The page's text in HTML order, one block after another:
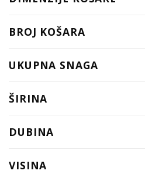
BROJ KOŠARA
UKUPNA SNAGA
ŠIRINA
DUBINA
VISINA